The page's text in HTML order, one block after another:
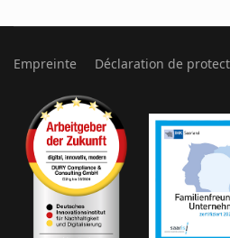
Empreinte Déclaration de